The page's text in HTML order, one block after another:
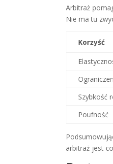
Arbitraż
Nie ma tu
Korzyść
Szybkość
Poufność
arbitraż jest